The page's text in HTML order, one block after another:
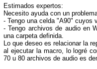
Estimados expertos:
Necesito ayuda con un
- Tengo una celda "A90" cuyos
- Tengo archivos de audio en
una carpeta definida.
Lo que deseo es relacionar la
al ejecutar la macro, lo logré
70 u 80 archivos de audio es